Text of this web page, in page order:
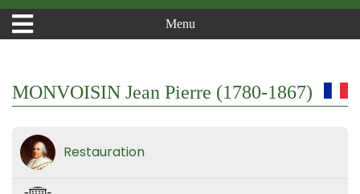
Menu
MONVOISIN Jean Pierre (1780-1867)
Restauration